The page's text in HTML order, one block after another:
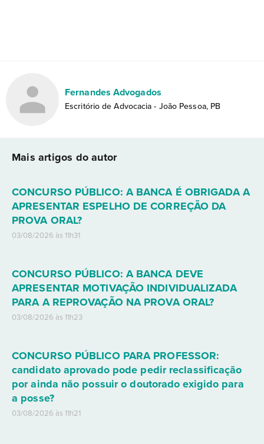
Fernandes Advogados
Escritório de Advocacia - João Pessoa, PB
Mais artigos do autor
CONCURSO PÚBLICO: A BANCA É OBRIGADA A
APRESENTAR ESPELHO DE CORREÇÃO DA
PROVA ORAL?
03/08/2026 às 11h31
CONCURSO PÚBLICO: A BANCA DEVE
APRESENTAR MOTIVAÇÃO INDIVIDUALIZADA
PARA A REPROVAÇÃO NA PROVA ORAL?
03/08/2026 às 11h23
CONCURSO PÚBLICO PARA PROFESSOR:
candidato aprovado pode pedir reclassificação
por ainda não possuir o doutorado exigido para
a posse?
03/08/2026 às 11h21